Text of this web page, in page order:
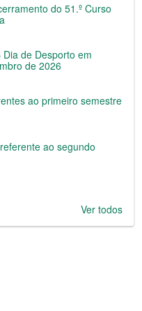
do 51.º Curso
de Desporto em
de 2026
ao primeiro semestre
ao segundo
Ver todos